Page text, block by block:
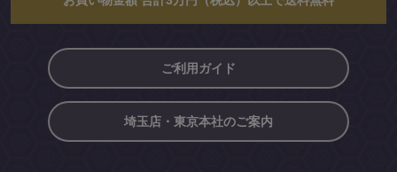
ご利用ガイド
埼玉店・東京本社のご案内